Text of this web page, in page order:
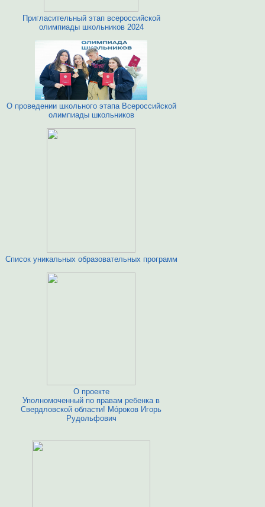
Пригласительный этап всероссийской
олимпиады школьников 2024
О проведении школьного этапа Всероссийской
олимпиады школьников
Список уникальных образовательных программ
О проекте
Уполномоченный по правам ребенка в
Свердловской области! Мóроков Игорь
Рудольфович